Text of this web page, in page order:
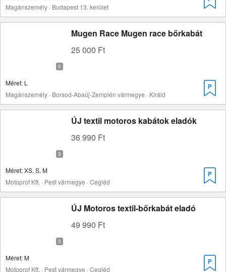
Magánszemély · Budapest 13. kerület
Mugen Race Mugen race bőrkabát
25 000 Ft
Méret: L
Magánszemély · Borsod-Abaúj-Zemplén vármegye · Királd
ÚJ textil motoros kabátok eladók
36 990 Ft
Méret: XS, S, M
Motoprof Kft. · Pest vármegye · Cegléd
ÚJ Motoros textil-bőrkabát eladó
49 990 Ft
Méret: M
Motoprof Kft. · Pest vármegye · Cegléd